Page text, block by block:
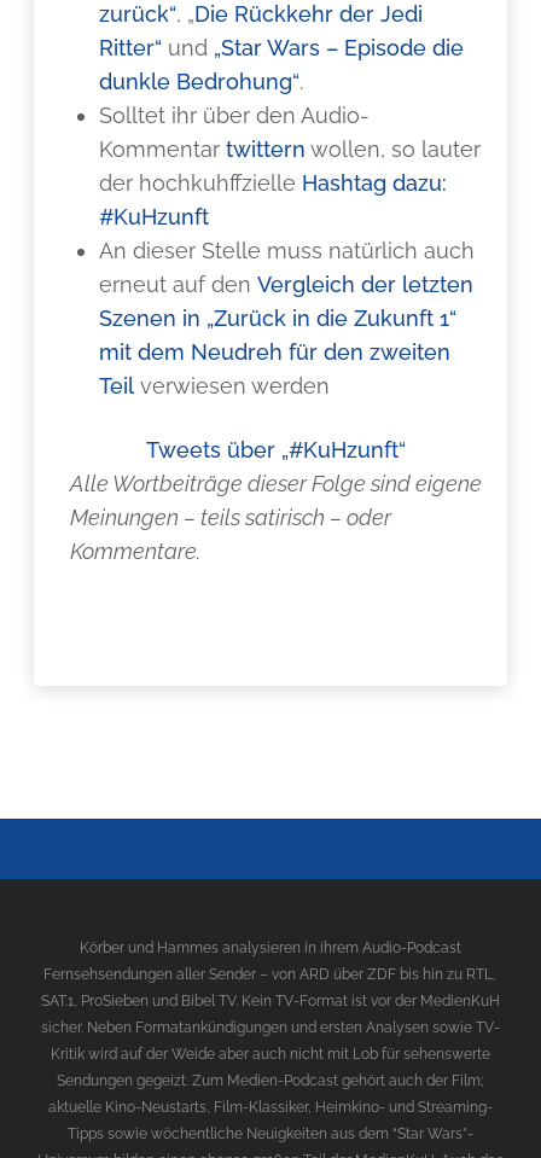
zurück“, „Die Rückkehr der Jedi
Ritter“ und „Star Wars – Episode die
dunkle Bedrohung“.
Solltet ihr über den Audio-
Kommentartwittern wollen, so lauter
der hochkuhffzielle Hashtag dazu:
#KuHzunft
An dieser Stelle muss natürlich auch
erneut auf denVergleich der letzten
Szenen in „Zurück in die Zukunft 1“
mit dem Neudreh für den zweiten
Teil verwiesen werden
Tweets über „#KuHzunft“
Alle Wortbeiträge dieser Folge sind eigene
Meinungen – teils satirisch – oder
Kommentare.
Körber und Hammes analysieren in ihrem Audio-Podcast
Fernsehsendungen aller Sender – von ARD über ZDF bis hin zu RTL,
SAT.1, ProSieben und Bibel TV. Kein TV-Format ist vor der MedienKuH
sicher. Neben Formatankündigungen und ersten Analysen sowie TV-
Kritik wird auf der Weide aber auch nicht mit Lob für sehenswerte
Sendungen gegeizt. Zum Medien-Podcast gehört auch der Film;
aktuelle Kino-Neustarts, Film-Klassiker, Heimkino- und Streaming-
Tipps sowie wöchentliche Neuigkeiten aus dem “Star Wars”-